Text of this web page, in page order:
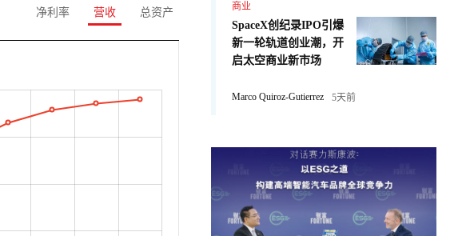
净利率 营收 总资产 商业
SpaceX创纪录IPO引爆
新一轮轨道创业潮，开
启太空商业新市场
Marco Quiroz-Gutierrez 5天前